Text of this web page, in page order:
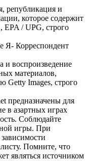
републикация и
которое содержит
/ UPG, строго
Я- Корреспондент
и воспроизведение
материалов,
Getty Images, строго
предназначены для
в азартных играх
Соблюдайте
игры. При
Помните, что
являться источником